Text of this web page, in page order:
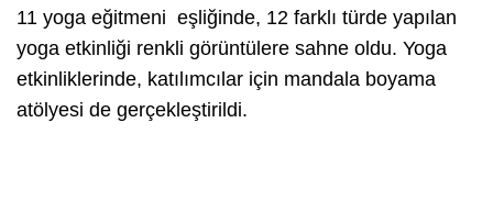
11 yoga eğitmeni eşliğinde, 12 farklı türde yapılan
yoga etkinliği renkli görüntülere sahne oldu. Yoga
etkinliklerinde, katılımcılar için mandala boyama
atölyesi de gerçekleştirildi.